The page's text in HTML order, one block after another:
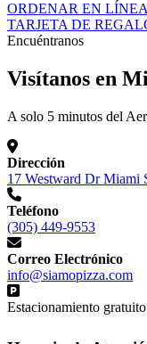
ORDENAR EN LÍNEA
TARJETA DE
Encuéntranos
Visítanos en
A solo 5 minutos del
Dirección
17 Westward Dr Miami
Teléfono
(305) 449-9553
Correo Electrónico
info@siamopizza.com
Estacionamiento